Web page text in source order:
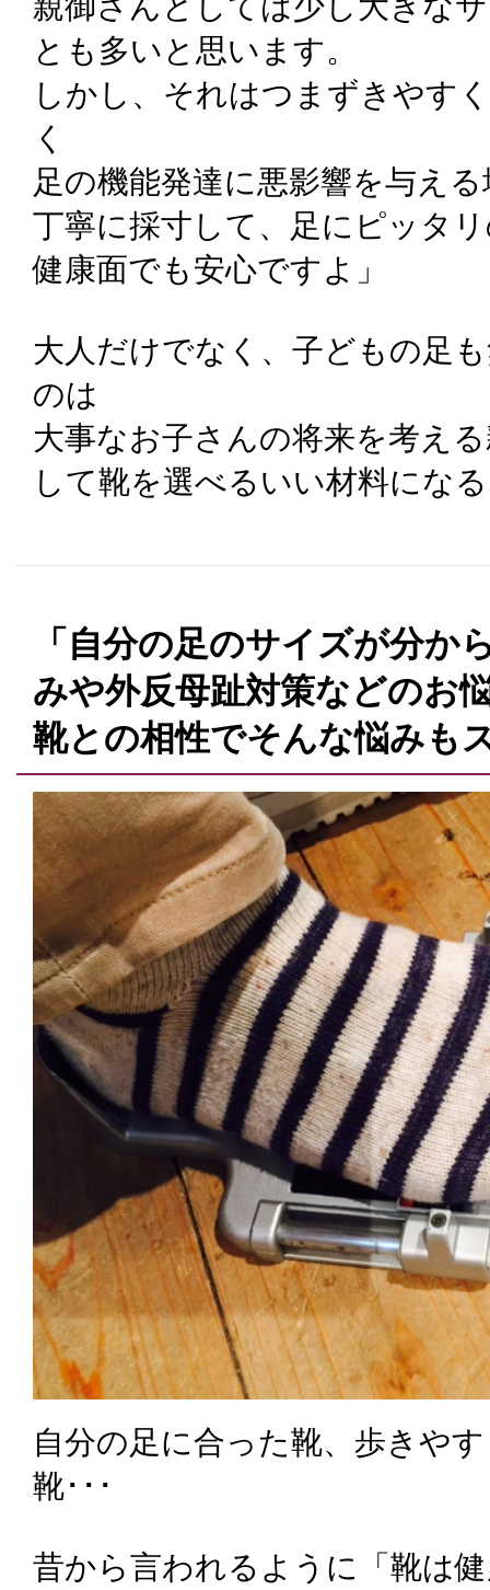
とも多いと思います。
しかし、それはつまずきやす
く
足の機能発達に悪影響を与え
丁寧に採寸して、足にピッタ
健康面でも安心ですよ」
大人だけでなく、子どもの足
のは
大事なお子さんの将来を考え
して靴を選べるいい材料にな
「自分の足のサイズが分
みや外反母趾対策などのお
靴との相性でそんな悩みも
自分の足に合った靴、歩きや
靴･･･
昔から言われるように「靴は